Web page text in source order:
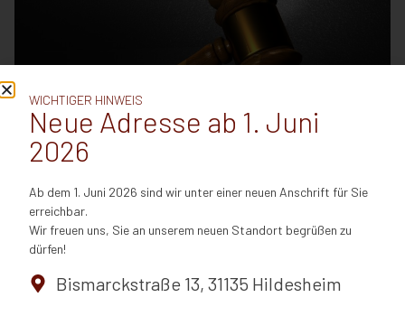
Ungenehmigte Nebentätigkeit: Polizeibeamter aus
dem Dienst entfernt
März 14, 2022
Ein Polizeibeamter, der über mehr als ein Jahr krankheitsbedingt
keinen Dienst verrichtet, zugleich aber in diesem Zeitraum einer
nicht gene...
WICHTIGER HINWEIS
Neue Adresse ab 1. Juni
2026
Ab dem 1. Juni 2026 sind wir unter einer neuen Anschrift für Sie
erreichbar.
Wir freuen uns, Sie an unserem neuen Standort begrüßen zu
dürfen!
Bismarckstraße 13, 31135 Hildesheim